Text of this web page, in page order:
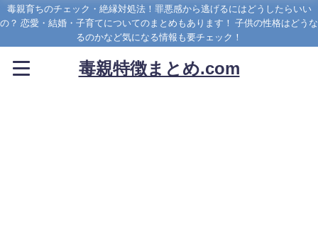
毒親育ちのチェック・絶縁対処法！罪悪感から逃げるにはどうしたらいい
の？ 恋愛・結婚・子育てについてのまとめもあります！ 子供の性格はどうな
るのかなど気になる情報も要チェック！
毒親特徴まとめ.com